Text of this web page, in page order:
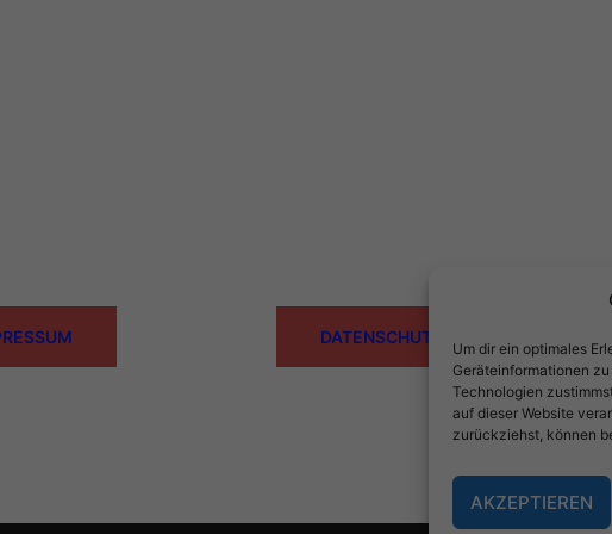
Um dir ein optimales
Geräteinformationen
Technologien
auf dieser Website
zurückziehst, können
AKZEPTIEREN
DATENSCHUTZ